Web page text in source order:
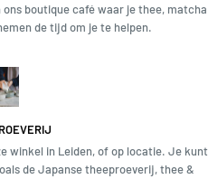
boutique café waar je thee, matcha
de tijd om je te helpen.
winkel in Leiden, of op locatie. Je kunt
de Japanse theeproeverij, thee &